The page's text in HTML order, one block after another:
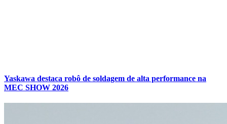
Yaskawa destaca robô de soldagem de alta performance na
MEC SHOW 2026